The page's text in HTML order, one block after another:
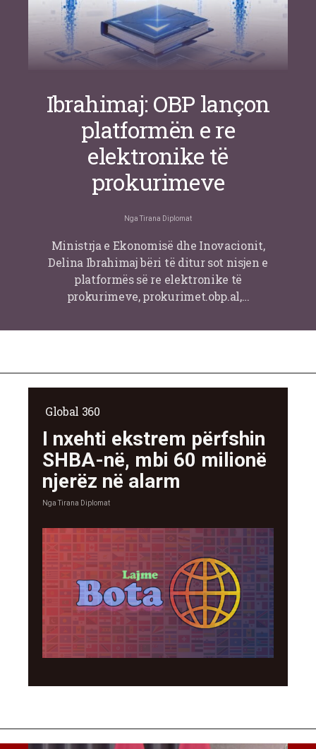
Ibrahimaj: OBP lançon
platformën e re
elektronike të
prokurimeve
Nga Tirana Diplomat
Ministrja e Ekonomisë dhe Inovacionit,
Delina Ibrahimaj bëri të ditur sot nisjen e
platformës së re elektronike të
prokurimeve, prokurimet.obp.al,…
Global 360
I nxehti ekstrem përfshin
SHBA-në, mbi 60 milionë
njerëz në alarm
Nga Tirana Diplomat